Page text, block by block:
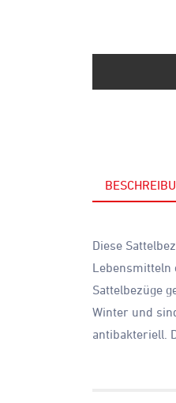
Diese
Lebensmitteln
Sattelbezüge
Winter und
antibakteriell.